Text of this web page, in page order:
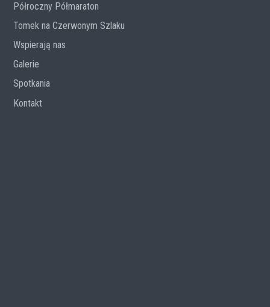
Półroczny Półmaraton
Tomek na Czerwonym Szlaku
Wspierają nas
Galerie
Spotkania
Kontakt